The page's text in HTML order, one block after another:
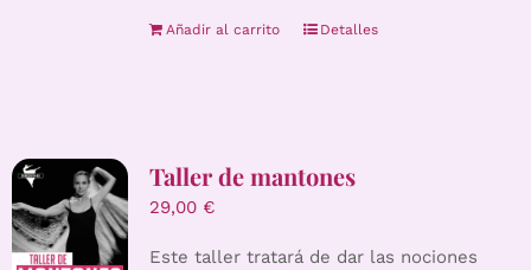
Añadir al carrito Detalles
Taller de mantones
29,00 €
Este taller tratará de dar las nociones